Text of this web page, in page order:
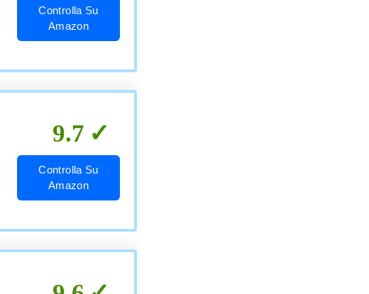
Controlla Su
Amazon
9.7
Controlla Su
Amazon